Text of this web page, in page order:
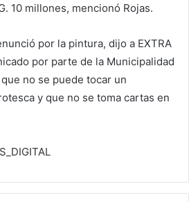
10 millones, mencionó Rojas.
por la pintura, dijo a EXTRA
por parte de la Municipalidad
no se puede tocar un
y que no se toma cartas en